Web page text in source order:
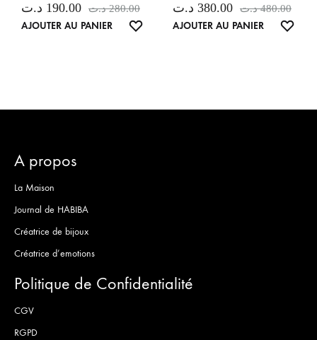
190.00 د.ت 280.00 د.ت
AJOUTER AU PANIER
380.00 د.ت 480.00 د.ت
AJOUTER AU PANIER
A propos
La Maison
Journal de HABIBA
Créatrice de bijoux
Créatrice d’emotions
Politique de Confidentialité
CGV
RGPD